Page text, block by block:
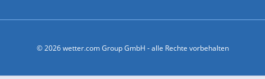
© 2026 wetter.com Group GmbH - alle Rechte vorbehalten